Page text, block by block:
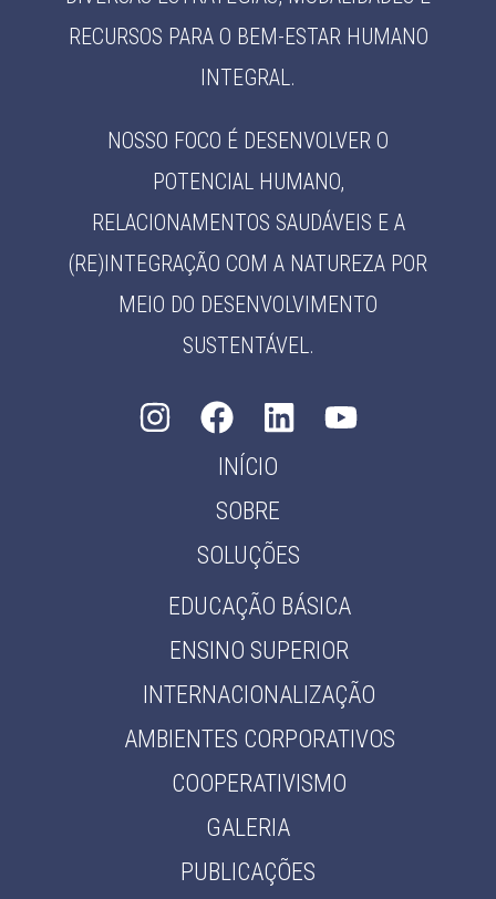
RECURSOS PARA O BEM-ESTAR HUMANO
INTEGRAL.
NOSSO FOCO É DESENVOLVER O
POTENCIAL HUMANO,
RELACIONAMENTOS SAUDÁVEIS E A
(RE)INTEGRAÇÃO COM A NATUREZA POR
MEIO DO DESENVOLVIMENTO
SUSTENTÁVEL.
INÍCIO
SOBRE
SOLUÇÕES
EDUCAÇÃO BÁSICA
ENSINO SUPERIOR
INTERNACIONALIZAÇÃO
AMBIENTES CORPORATIVOS
COOPERATIVISMO
GALERIA
PUBLICAÇÕES